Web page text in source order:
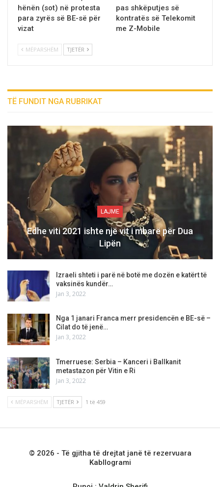
hёnёn (sot) nё protesta
para zyrës së BE-së për
vizat
pas shkëputjes së
kontratës së Telekomit
me Z-Mobile
MËPARSHËM TJETËR
TË FUNDIT NGA RUBRIKAT
LAJME
Edhe viti 2021 ishte një vit i mbarë për Dua
Lipën
Izraeli shteti i parë në botë me dozën e katërt të
vaksinës kundër…
Jan 3, 2022
Nga 1 janari Franca merr presidencën e BE-së –
Cilat do të jenë…
Jan 3, 2022
Tmerruese: Serbia – Kanceri i Ballkanit
metastazon për Vitin e Ri
Jan 3, 2022
MËPARSHËM TJETËR 1 të 459
© 2026 - Të gjitha të drejtat janë të rezervuara
Kabllogrami